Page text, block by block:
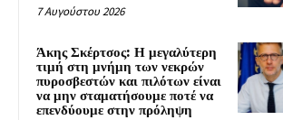
7 Αυγούστου 2026
Άκης Σκέρτσος: Η μεγαλύτερη
τιμή στη μνήμη των νεκρών
πυροσβεστών και πιλότων είναι
να μην σταματήσουμε ποτέ να
επενδύουμε στην πρόληψη